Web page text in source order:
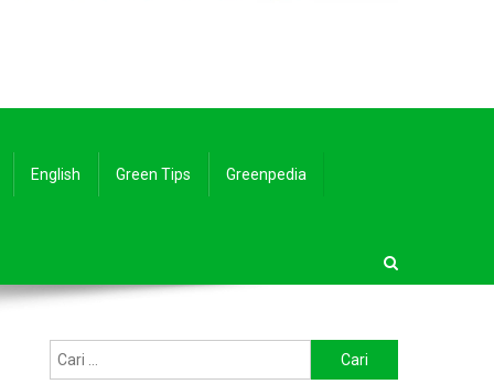
English Green Tips Greenpedia
untuk: